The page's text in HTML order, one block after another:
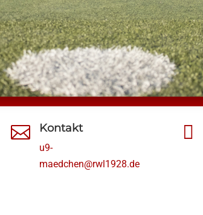
 Kontakt
u9-
maedchen@rwl1928.de
